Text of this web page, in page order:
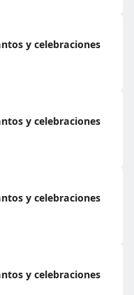
y celebraciones
y celebraciones
y celebraciones
y celebraciones